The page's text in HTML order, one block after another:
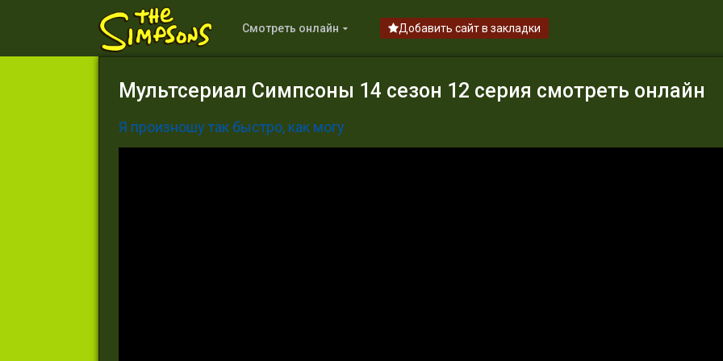
Смотреть онлайн Добавить сайт в закладки
Мультсериал Симпсоны 14 сезон 12 серия смотреть онлайн
Я произношу так быстро, как могу